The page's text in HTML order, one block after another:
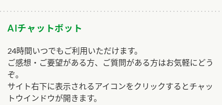
AIチャットボット
24時間いつでもご利用いただけます。
ご感想・ご要望がある方、ご質問がある方はお気軽にどう
ぞ。
サイト右下に表示されるアイコンをクリックするとチャッ
トウインドウが開きます。